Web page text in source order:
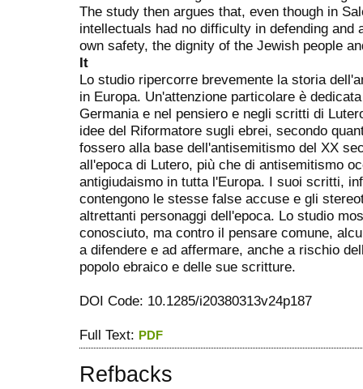
The study then argues that, even though in
intellectuals had no difficulty in defending
own safety, the dignity of the Jewish people
It
Lo studio ripercorre brevemente la storia
in Europa. Un'attenzione particolare è
Germania e nel pensiero e negli scritti di
idee del Riformatore sugli ebrei, secondo
fossero alla base dell'antisemitismo del XX
all'epoca di Lutero, più che di antisemitismo
antigiudaismo in tutta l'Europa. I suoi scritti,
contengono le stesse false accuse e gli
altrettanti personaggi dell'epoca. Lo studio
conosciuto, ma contro il pensare comune,
a difendere e ad affermare, anche a rischio
popolo ebraico e delle sue scritture.
DOI Code: 10.1285/i20380313v24p187
Full Text: PDF
Refbacks